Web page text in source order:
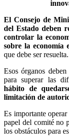
El Consejo de
del Estado deben
controlar la
sobre la economía
que debe ser resuelta.
Esos órganos
para superar las
hábito de
limitación de
Es importante
papel del comité no
los obstáculos para